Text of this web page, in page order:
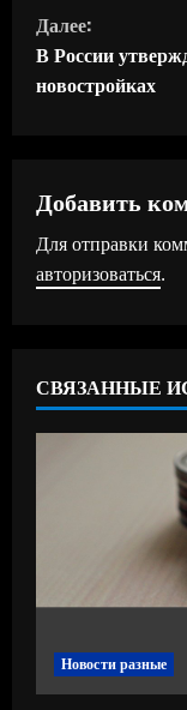
д
о
ж
и
ч
и
Далее:
В России
новостройках
Добавить
Для отправки
авторизоваться.
СВЯЗАННЫЕ
Новости разные